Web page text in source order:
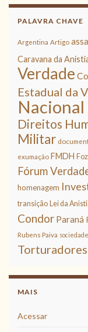
PALAVRA CHAVE
Argentina Artigo
Caravana da
Verdade
Estadual da
Nacional
Direitos
Militar
exumação FMDH
Fórum
homenagem
transição Lei da
Condor Paraná
Rubens Paiva
Torturadores
MAIS
Acessar